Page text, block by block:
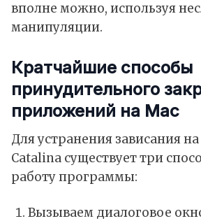
вполне можно, используя
манипуляции.
Кратчайшие способы
принудительного
приложений на Mac
Для устранения зависания на
Catalina существует три
работу программы:
Вызываем диалоговое